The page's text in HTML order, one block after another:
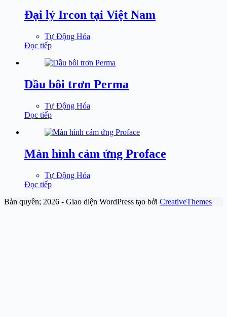
Đại lý Ircon tại Việt Nam
Tự Động Hóa
Đọc tiếp
Dầu bôi trơn Perma
Tự Động Hóa
Đọc tiếp
Màn hình cảm ứng Proface
Tự Động Hóa
Đọc tiếp
Bản quyền; 2026 - Giao diện WordPress tạo bởi CreativeThemes